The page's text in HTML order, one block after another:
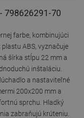
798626291-70
farbe, kombinujúci
ABS, vyznačuje
šírka stĺpu 22 mm a
inštaláciu.
a nastaviteľné
200x200 mm a
sprchu. Hladký
zabraňujú krúteniu.